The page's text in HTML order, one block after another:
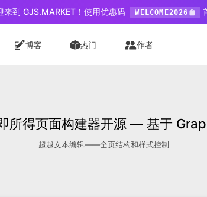
来到 GJS.MARKET！使用优惠码 WELCOME2026
博客 热门 作者
所得页面构建器开源 — 基于
超越文本编辑——全页结构和样式控制